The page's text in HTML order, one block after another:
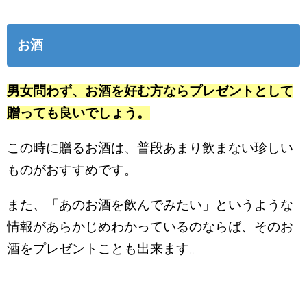
お酒
男女問わず、お酒を好む方ならプレゼントとして
贈っても良いでしょう。
この時に贈るお酒は、普段あまり飲まない珍しい
ものがおすすめです。
また、「あのお酒を飲んでみたい」というような
情報があらかじめわかっているのならば、そのお
酒をプレゼントことも出来ます。